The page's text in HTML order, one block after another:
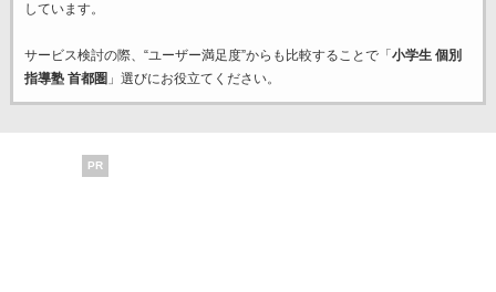
しています。
サービス検討の際、“ユーザー満足度”からも比較することで「 小学生 個別
指導塾 首都圏 」選びにお役立てください。
PR